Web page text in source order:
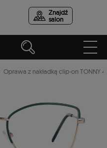
Znajdź
salon
Oprawa z nakładką clip-on TONNY